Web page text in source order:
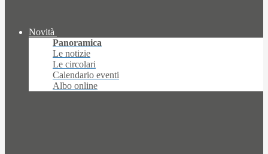
Novità
Panoramica
Le notizie
Le circolari
Calendario eventi
Albo online